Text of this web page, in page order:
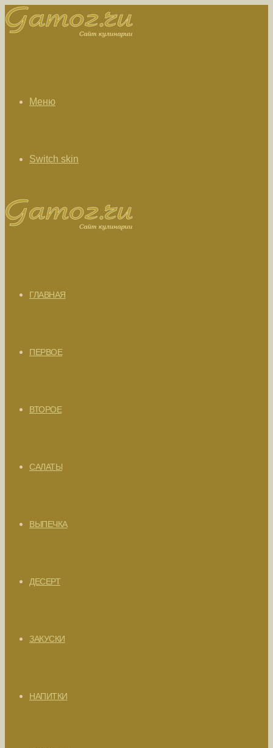
Меню
Switch skin
ГЛАВНАЯ
ПЕРВОЕ
ВТОРОЕ
САЛАТЫ
ВЫПЕЧКА
ДЕСЕРТ
ЗАКУСКИ
НАПИТКИ